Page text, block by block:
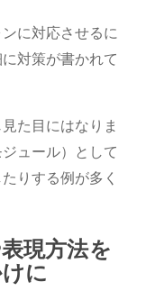
に対応させるに
対策が書かれて
た目にはなりま
ュール）として
りする例が多く
現方法を
に